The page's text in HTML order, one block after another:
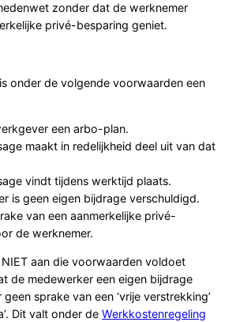
zonder dat de werknemer
privé-besparing geniet.
onder de volgende voorwaarden een
een arbo-plan.
maakt in redelijkheid deel uit van dat
vindt tijdens werktijd plaats.
is geen eigen bijdrage verschuldigd.
van een aanmerkelijke privé-
de werknemer.
aan die voorwaarden voldoet
de medewerker een eigen bijdrage
sprake van een ‘vrije verstrekking’
Dit valt onder de Werkkostenregeling